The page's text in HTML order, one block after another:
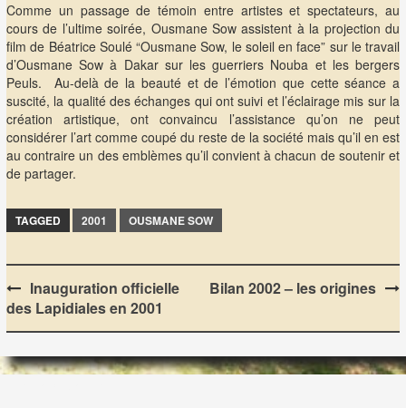
Comme un passage de témoin entre artistes et spectateurs, au
cours de l’ultime soirée, Ousmane Sow assistent à la projection du
film de Béatrice Soulé “Ousmane Sow, le soleil en face” sur le travail
d’Ousmane Sow à Dakar sur les guerriers Nouba et les bergers
Peuls. Au-delà de la beauté et de l’émotion que cette séance a
suscité, la qualité des échanges qui ont suivi et l’éclairage mis sur la
création artistique, ont convaincu l’assistance qu’on ne peut
considérer l’art comme coupé du reste de la société mais qu’il en est
au contraire un des emblèmes qu’il convient à chacun de soutenir et
de partager.
TAGGED 2001 OUSMANE SOW
Post
navigation
Inauguration officielle
des Lapidiales en 2001
Bilan 2002 – les origines